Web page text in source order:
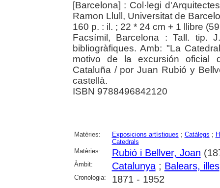
[Barcelona] : Col·legi
Ramon Llull, Universitat de
160 p. : il. ; 22 * 24 cm + 1 llibre
Facsímil, Barcelona : Tall. tip.
bibliogràfiques. Amb: "La
motivo de la excursión oficial
Cataluña / por Juan Rubió y
castellà.
ISBN 9788496842120
Matèries: Exposicions artístiques ; Catàlegs ;
Catedrals
Matèries:
Rubió i Bellver, Joan
Àmbit: Catalunya; Balears, illes
Cronologia: 1871 - 1952